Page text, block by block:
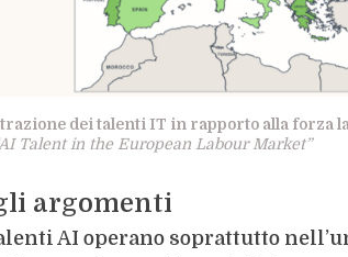
dei talenti IT in rapporto alla forza
Talent in the European Labour Market”
argomenti
AI operano soprattutto